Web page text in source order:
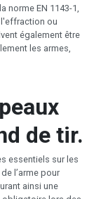
norme EN 1143-1,
l'effraction ou
également être
les armes,
de tir.
essentiels sur les
l’arme pour
ainsi une